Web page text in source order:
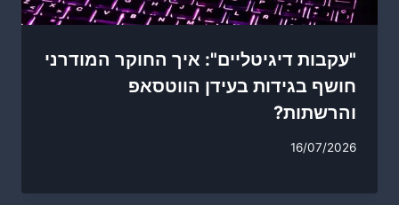
"עקבות דיגיטליים": איך החוקר המודרני
חושף בגידות בעידן הווטסאפ
והרשתות?
16/07/2026